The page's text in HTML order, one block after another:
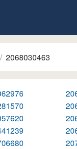
2068030463